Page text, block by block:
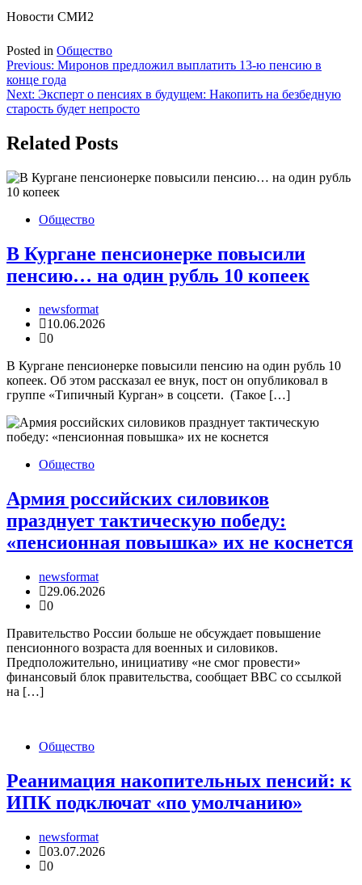
Новости СМИ2
Posted in Общество
Навигация
по
записям
Previous: Миронов предложил выплатить 13-ю пенсию в
конце года
Next: Эксперт о пенсиях в будущем: Накопить на безбедную
старость будет непросто
Related Posts
Общество
В Кургане пенсионерке повысили
пенсию… на один рубль 10 копеек
newsformat
10.06.2026
0
В Кургане пенсионерке повысили пенсию на один рубль 10
копеек. Об этом рассказал ее внук, пост он опубликовал в
группе «Типичный Курган» в соцсети. (Такое […]
Общество
Армия российских силовиков
празднует тактическую победу:
«пенсионная повышка» их не коснется
newsformat
29.06.2026
0
Правительство России больше не обсуждает повышение
пенсионного возраста для военных и силовиков.
Предположительно, инициативу «не смог провести»
финансовый блок правительства, сообщает BBC со ссылкой
на […]
Общество
Реанимация накопительных пенсий: к
ИПК подключат «по умолчанию»
newsformat
03.07.2026
0